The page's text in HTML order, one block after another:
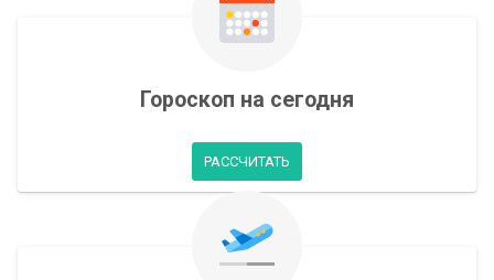
Гороскоп на сегодня
РАССЧИТАТЬ